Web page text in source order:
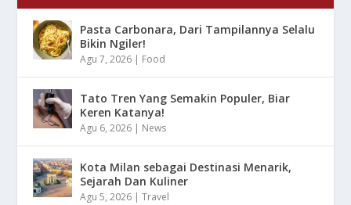
Pasta Carbonara, Dari Tampilannya Selalu
Bikin Ngiler!
Agu 7, 2026 | Food
Tato Tren Yang Semakin Populer, Biar
Keren Katanya!
Agu 6, 2026 | News
Kota Milan sebagai Destinasi Menarik,
Sejarah Dan Kuliner
Agu 5, 2026 |Travel